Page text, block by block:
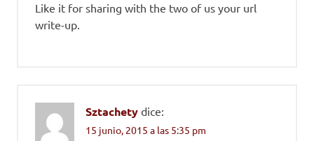
Like it for sharing with the two of us your url
write-up.
Sztachety dice:
15 junio, 2015 a las 5:35 pm